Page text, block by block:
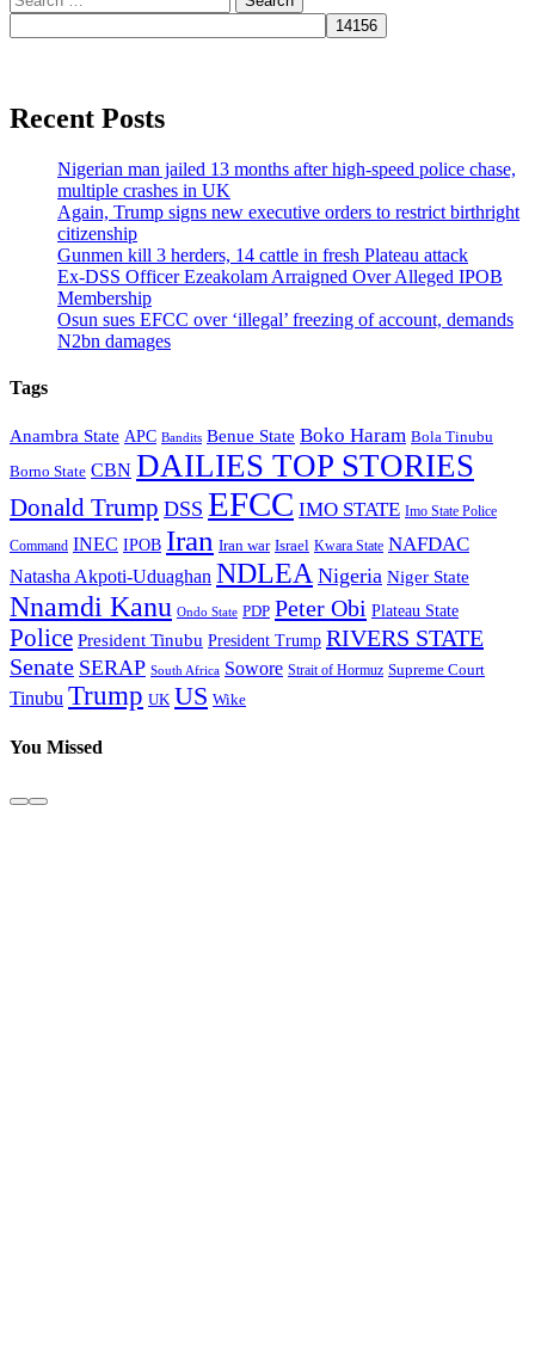
for:
Recent Posts
Nigerian man jailed 13 months after high-speed police chase,
multiple crashes in UK
Again, Trump signs new executive orders to restrict birthright
citizenship
Gunmen kill 3 herders, 14 cattle in fresh Plateau attack
Ex-DSS Officer Ezeakolam Arraigned Over Alleged IPOB
Membership
Osun sues EFCC over ‘illegal’ freezing of account, demands
N2bn damages
Tags
Anambra State APC Bandits Benue State Boko Haram Bola Tinubu
Borno State CBN DAILIES TOP STORIES
Donald Trump DSS EFCC IMO STATE Imo State Police
Command INEC IPOB Iran Iran war Israel Kwara State NAFDAC
Natasha Akpoti-Uduaghan NDLEA Nigeria Niger State
Nnamdi Kanu Ondo State PDP Peter Obi Plateau State
Police President Tinubu President Trump RIVERS STATE
Senate SERAP South Africa Sowore Strait of Hormuz Supreme Court
Tinubu Trump UK US Wike
You Missed